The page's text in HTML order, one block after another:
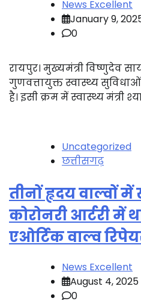
News Excellent
January 9,
0
रायपुर। मुख्यमंत्री विष्णुदेव
गुणवत्तायुक्त स्वास्थ्य सुविधाओं
है। इसी क्रम में स्वास्थ्य मंत्री
Uncategorized
छत्तीसगढ़
तीनों हृदय वाल्वों
कोरोनरी आर्टरी में
एओर्टिक वाल्व
News Excellent
August 4, 2025
0